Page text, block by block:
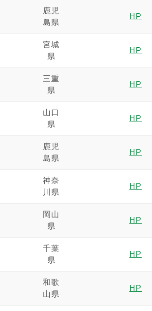
鹿児
島県
HP
宮城
県
HP
三重
県
HP
山口
県
HP
鹿児
島県
HP
神奈
川県
HP
岡山
県
HP
千葉
県
HP
和歌
山県
HP